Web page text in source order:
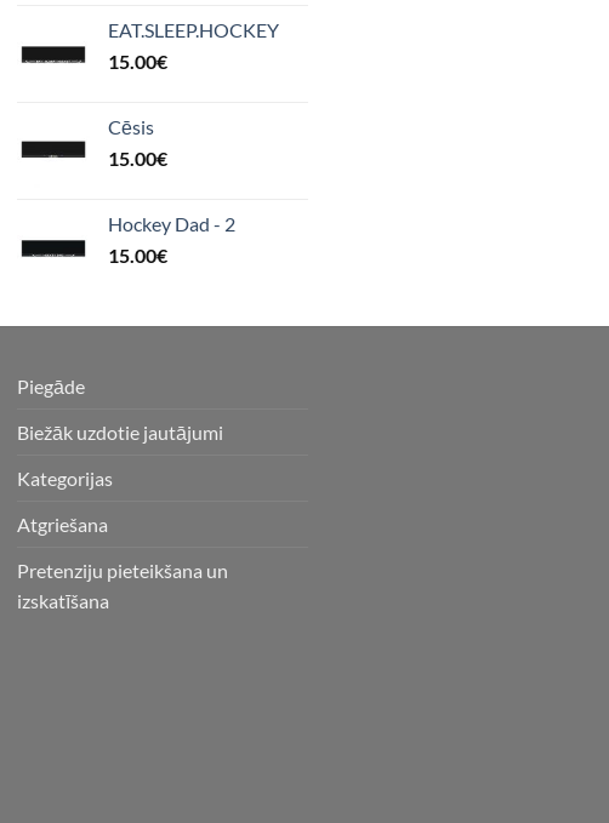
EAT.SLEEP.HOCKEY
15.00€
Cēsis
15.00€
Hockey Dad - 2
15.00€
Piegāde
Biežāk uzdotie jautājumi
Kategorijas
Atgriešana
Pretenziju pieteikšana un
izskatīšana